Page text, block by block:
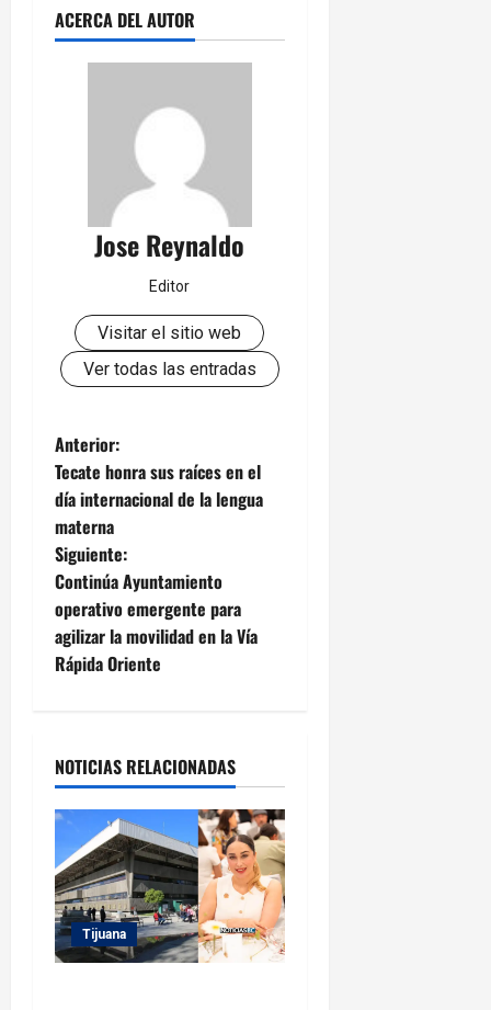
ACERCA DEL AUTOR
Jose Reynaldo
Editor
Visitar el sitio web
Ver todas las entradas
N
a
v
e
g
a
i
ó
n
d
e
Anterior:
Tecate honra sus raíces en el
día internacional de la lengua
materna
Siguiente:
Continúa Ayuntamiento
operativo emergente para
agilizar la movilidad en la Vía
Rápida Oriente
NOTICIAS RELACIONADAS
Tijuana